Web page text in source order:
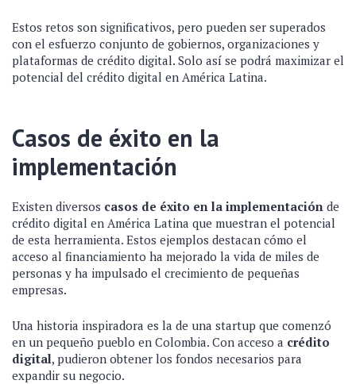
Estos retos son significativos, pero pueden ser superados
con el esfuerzo conjunto de gobiernos, organizaciones y
plataformas de crédito digital. Solo así se podrá maximizar el
potencial del crédito digital en América Latina.
Casos de éxito en la
implementación
Existen diversos casos de éxito en la implementación de
crédito digital en América Latina que muestran el potencial
de esta herramienta. Estos ejemplos destacan cómo el
acceso al financiamiento ha mejorado la vida de miles de
personas y ha impulsado el crecimiento de pequeñas
empresas.
Una historia inspiradora es la de una startup que comenzó
en un pequeño pueblo en Colombia. Con acceso a crédito
digital, pudieron obtener los fondos necesarios para
expandir su negocio.